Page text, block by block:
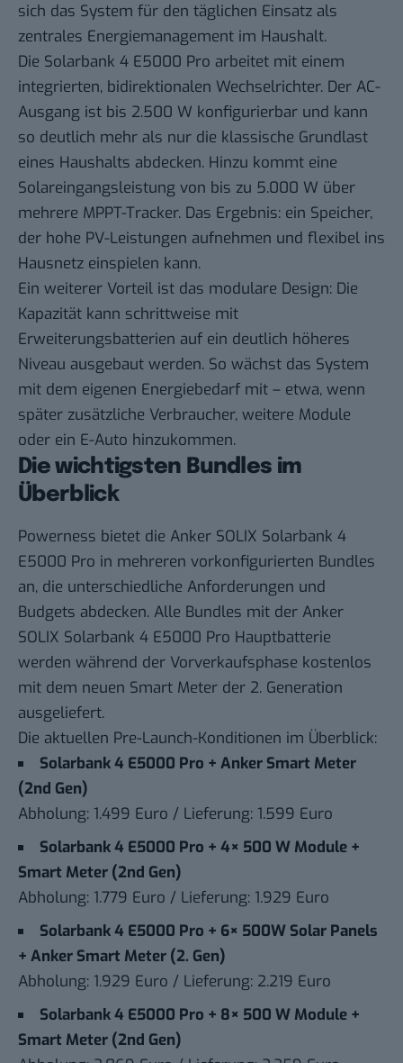
sich das System für den täglichen Einsatz als
zentrales Energiemanagement im Haushalt.
Die Solarbank 4 E5000 Pro arbeitet mit einem
integrierten, bidirektionalen Wechselrichter. Der AC-
Ausgang ist bis 2.500 W konfigurierbar und kann
so deutlich mehr als nur die klassische Grundlast
eines Haushalts abdecken. Hinzu kommt eine
Solareingangsleistung von bis zu 5.000 W über
mehrere MPPT-Tracker. Das Ergebnis: ein Speicher,
der hohe PV-Leistungen aufnehmen und flexibel ins
Hausnetz einspielen kann.
Ein weiterer Vorteil ist das modulare Design: Die
Kapazität kann schrittweise mit
Erweiterungsbatterien auf ein deutlich höheres
Niveau ausgebaut werden. So wächst das System
mit dem eigenen Energiebedarf mit – etwa, wenn
später zusätzliche Verbraucher, weitere Module
oder ein E-Auto hinzukommen.
Die wichtigsten Bundles im
Überblick
Powerness bietet die Anker SOLIX Solarbank 4
E5000 Pro in mehreren vorkonfigurierten Bundles
an, die unterschiedliche Anforderungen und
Budgets abdecken. Alle Bundles mit der Anker
SOLIX Solarbank 4 E5000 Pro Hauptbatterie
werden während der Vorverkaufsphase kostenlos
mit dem neuen Smart Meter der 2. Generation
ausgeliefert.
Die aktuellen Pre-Launch-Konditionen im Überblick:
Solarbank 4 E5000 Pro + Anker Smart Meter
(2nd Gen)
Abholung: 1.499 Euro / Lieferung: 1.599 Euro
Solarbank 4 E5000 Pro + 4× 500 W Module +
Smart Meter (2nd Gen)
Abholung: 1.779 Euro / Lieferung: 1.929 Euro
Solarbank 4 E5000 Pro + 6× 500W Solar Panels
+ Anker Smart Meter (2. Gen)
Abholung: 1.929 Euro / Lieferung: 2.219 Euro
Solarbank 4 E5000 Pro + 8× 500 W Module +
Smart Meter (2nd Gen)